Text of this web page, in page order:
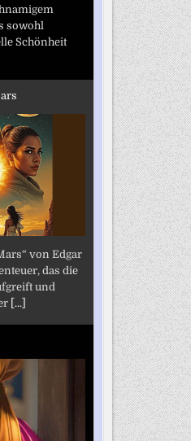
sowohl
Schönheit
von Edgar
das die
und
[...]